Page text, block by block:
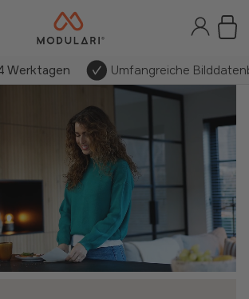
Werktagen Umfangreiche